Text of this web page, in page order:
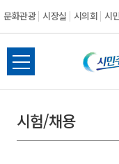
문화관광 시장실 시의회 시
전
체
뉴
열
시험/채용